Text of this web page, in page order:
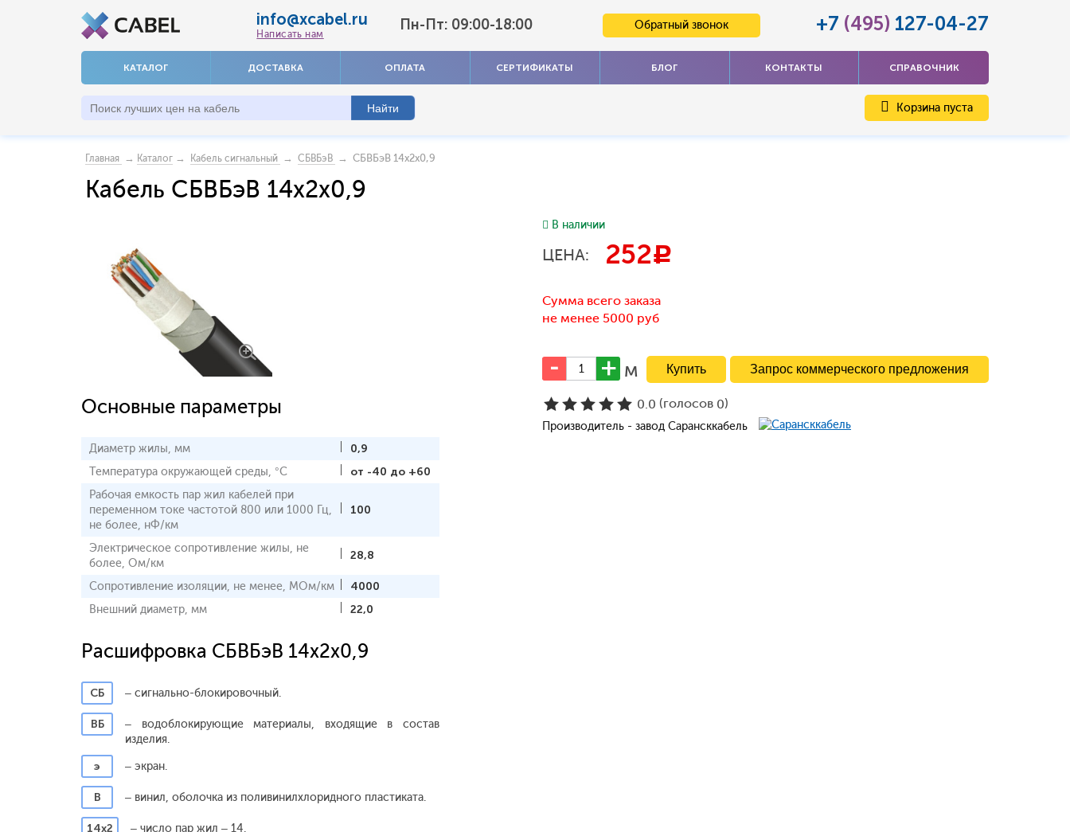
info@xcabel.ru
Написать нам
Пн-Пт: 09:00-18:00 Обратный звонок +7 (495) 127-04-27
КАТАЛОГ ДОСТАВКА ОПЛАТА СЕРТИФИКАТЫ БЛОГ КОНТАКТЫ СПРАВОЧНИК
Корзина пуста
Главная → Каталог → Кабель сигнальный → СБВБэВ → СБВБэВ 14x2x0,9
Кабель СБВБэВ 14x2x0,9
Основные параметры
Диаметр жилы, мм
0,9
Температура окружающей среды, °С
от -40 до +60
Рабочая емкость пар жил кабелей при
переменном токе частотой 800 или 1000 Гц,
не более, нФ/км
100
Электрическое сопротивление жилы, не
более, Ом/км
28,8
Сопротивление изоляции, не менее, МОм/км
4000
Внешний диаметр, мм
22,0
Расшифровка СБВБэВ 14x2x0,9
СБ – сигнально-блокировочный.
ВБ
– водоблокирующие материалы, входящие в состав
изделия.
э
– экран.
В – винил, оболочка из поливинилхлоридного пластиката.
14х2 – число пар жил – 14.
В наличии
ЦЕНА: 252c
Сумма всего заказа
не менее 5000 руб
м Запрос коммерческого предложения
0.0 (голосов 0)
Производитель - завод Сарансккабель